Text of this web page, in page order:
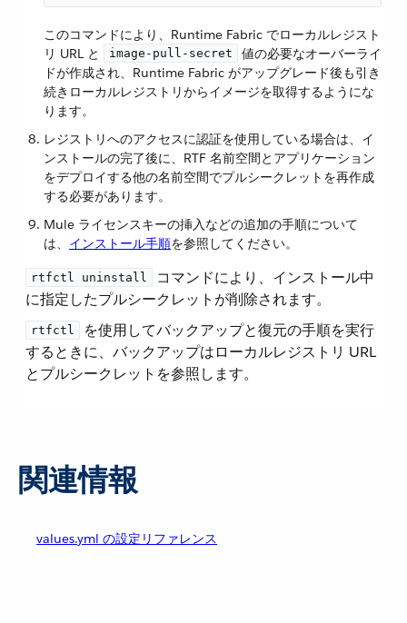
このコマンドにより、Runtime Fabric でローカルレジスト
リ URL と ​
image-pull-secret
​ 値の必要なオーバーライ
ドが作成され、Runtime Fabric がアップグレード後も引き
続きローカルレジストリからイメージを取得するようにな
ります。
レジストリへのアクセスに認証を使用している場合は、イ
ンストールの完了後に、RTF 名前空間とアプリケーション
をデプロイする他の名前空間でプルシークレットを再作成
する必要があります。
Mule ライセンスキーの挿入などの追加の手順について
は、​ インストール手順​を参照してください。
rtfctl uninstall
​ コマンドにより、インストール中
に指定したプルシークレットが削除されます。
rtfctl
​ を使用してバックアップと復元の手順を実行
するときに、バックアップはローカルレジストリ URL
とプルシークレットを参照します。
関連情報
values.yml の設定リファレンス